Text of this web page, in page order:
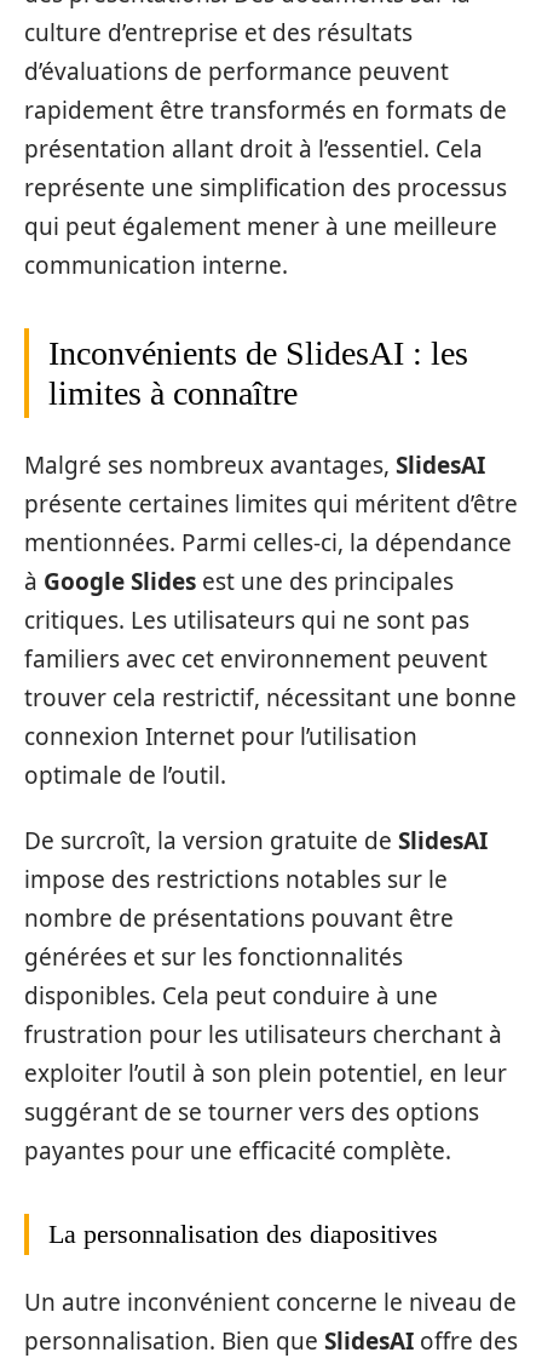
culture d’entreprise et des résultats
d’évaluations de performance peuvent
rapidement être transformés en formats de
présentation allant droit à l’essentiel. Cela
représente une simplification des processus
qui peut également mener à une meilleure
communication interne.
Inconvénients de SlidesAI : les
limites à connaître
Malgré ses nombreux avantages, SlidesAI
présente certaines limites qui méritent d’être
mentionnées. Parmi celles-ci, la dépendance
à Google Slides est une des principales
critiques. Les utilisateurs qui ne sont pas
familiers avec cet environnement peuvent
trouver cela restrictif, nécessitant une bonne
connexion Internet pour l’utilisation
optimale de l’outil.
De surcroît, la version gratuite de SlidesAI
impose des restrictions notables sur le
nombre de présentations pouvant être
générées et sur les fonctionnalités
disponibles. Cela peut conduire à une
frustration pour les utilisateurs cherchant à
exploiter l’outil à son plein potentiel, en leur
suggérant de se tourner vers des options
payantes pour une efficacité complète.
La personnalisation des diapositives
Un autre inconvénient concerne le niveau de
personnalisation. Bien que SlidesAI offre des